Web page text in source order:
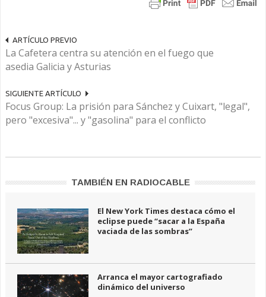
ARTÍCULO PREVIO
La Cafetera centra su atención en el fuego que
asedia Galicia y Asturias
SIGUIENTE ARTÍCULO
Focus Group: La prisión para Sánchez y Cuixart, "legal",
pero "excesiva"... y "gasolina" para el conflicto
TAMBIÉN EN RADIOCABLE
El New York Times destaca cómo el
eclipse puede “sacar a la España
vaciada de las sombras”
Arranca el mayor cartografiado
dinámico del universo